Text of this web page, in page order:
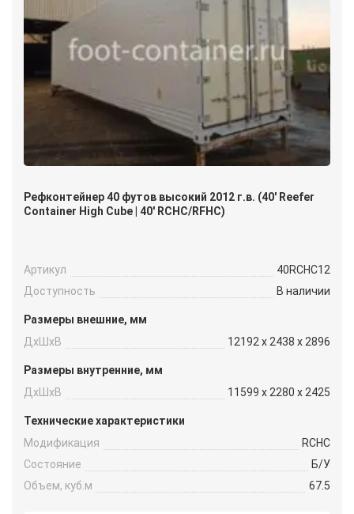
Рефконтейнер 40 футов высокий 2012 г.в. (40′ Reefer
Container High Cube | 40′ RCHC/RFHC)
Артикул
40RCHC12
Доступность
В наличии
Размеры внешние, мм
ДxШxВ
12192 x 2438 x 2896
Размеры внутренние, мм
ДxШxВ
11599 x 2280 x 2425
Технические характеристики
Модификация
RCHC
Состояние
Б/У
Объем, куб.м
67.5